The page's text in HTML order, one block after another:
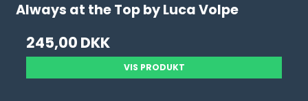
Always at the Top by Luca Volpe
245,00 DKK
VIS PRODUKT